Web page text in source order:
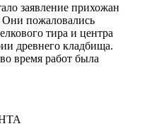
заявление прихожан
пожаловались
тира и центра
древнего кладбища.
время работ была